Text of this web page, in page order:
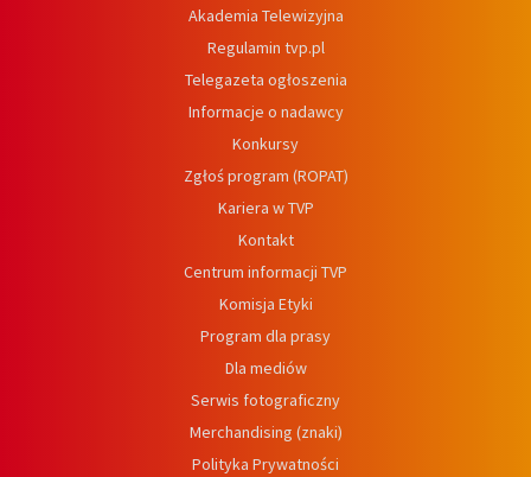
Akademia Telewizyjna
Regulamin tvp.pl
Telegazeta ogłoszenia
Informacje o nadawcy
Konkursy
Zgłoś program (ROPAT)
Kariera w TVP
Kontakt
Centrum informacji TVP
Komisja Etyki
Program dla prasy
Dla mediów
Serwis fotograficzny
Merchandising (znaki)
Polityka Prywatności